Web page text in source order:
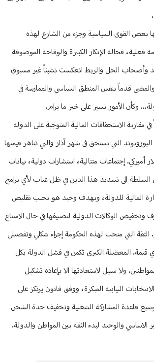
بعض القوى السياسية وجزء من الشارع لهذه
فحالة الإنكار الكبيرة والوقاحة الموصوفة
وأصحاب الحل والربط انعكست تشبثاً غير مسبوق
والمضي قدماً بنفس المنطق السياسي والممارسة في
وكأن الأمور تسير على خير ما يرام.
في مقاربة الاستحقاقات المالية المتوجبة على الدولة
التي تستحق في شهر آذار والتي تناهز قيمتها
أميركي. إجتماعات متتالية، استشارات دولية، بيانات
السلطة الى تسديد هذا الدين في ظل غياب لأي برامج
المالية للدولة، وبهدف وحيد هو تجنب تقليص
وتخفيض الوكالات الدولية لتصنيفها في حال الامتناع
التي منحت لهذه الحكومة إجراء شكلي وتفصيلي
قيمة. المعضلة الكبرى تكمن في فشل الدولة بكل
ولا سبيل لاستعادتها الا بإعادة تشكيل
النيابية المبكرة، ووفق قانون يرتكز على
قاعدة المشاركة الشعبية وتخفيف حدة الشحن
الاساسي والوحيد لبدء الثقة بين المواطن والدولة.